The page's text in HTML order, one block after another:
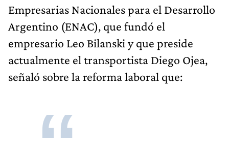
Empresarias Nacionales para el Desarrollo
Argentino (ENAC), que fundó el
empresario Leo Bilanski y que preside
actualmente el transportista Diego Ojea,
señaló sobre la reforma laboral que: